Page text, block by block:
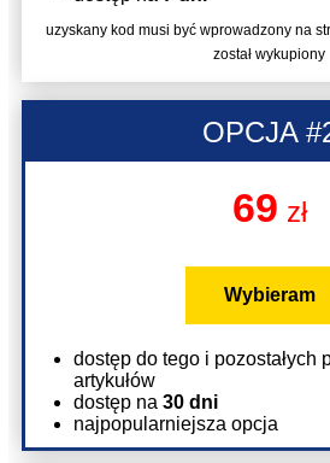
uzyskany kod musi być wprowadzony na
został wykupiony
OPCJA
69 zł
Wybieram
dostęp do tego i pozostałych
artykułów
dostęp na 30 dni
najpopularniejsza opcja